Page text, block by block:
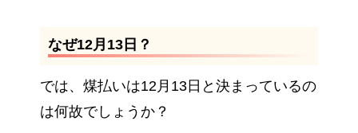
なぜ12月13日？
では、煤払いは12月13日と決まっているの
は何故でしょうか？